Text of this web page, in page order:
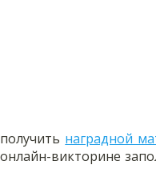
наградной
викторине